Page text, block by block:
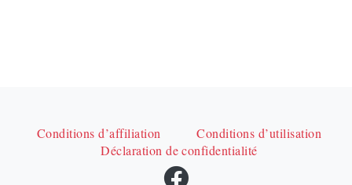
Conditions d’affiliation
Conditions d’utilisation
Déclaration de confidentialité